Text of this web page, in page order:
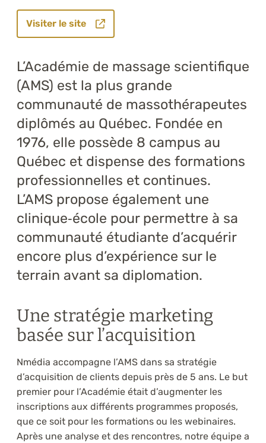
Visiter le site
L’Académie de massage scientifique
(AMS) est la plus grande
communauté de massothérapeutes
diplômés au Québec. Fondée en
1976, elle possède 8 campus au
Québec et dispense des formations
professionnelles et continues.
L’AMS propose également une
clinique‑école pour permettre à sa
communauté étudiante d’acquérir
encore plus d’expérience sur le
terrain avant sa diplomation.
Une stratégie marketing
basée sur l’acquisition
Nmédia accompagne l’AMS dans sa stratégie
d’acquisition de clients depuis près de 5 ans. Le but
premier pour l’Académie était d’augmenter les
inscriptions aux différents programmes proposés,
que ce soit pour les formations ou les webinaires.
Après une analyse et des rencontres, notre équipe a